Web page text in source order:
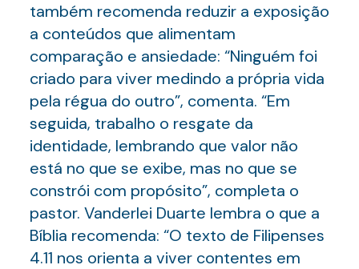
também recomenda reduzir a exposição
a conteúdos que alimentam
comparação e ansiedade: “Ninguém foi
criado para viver medindo a própria vida
pela régua do outro”, comenta. “Em
seguida, trabalho o resgate da
identidade, lembrando que valor não
está no que se exibe, mas no que se
constrói com propósito”, completa o
pastor. Vanderlei Duarte lembra o que a
Bíblia recomenda: “O texto de Filipenses
4.11 nos orienta a viver contentes em